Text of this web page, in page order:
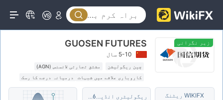
زیر نگرانی GUOSEN FUTURES
5-10 سال
چین ریگولیشن
مشتق تجارتی لائسنس (AGN)
کاروباری علاقے میں شبہات
درمیانہ درجے کا رسک
WIKIFX ریٹنگ
2
3
4
6 1
5.36